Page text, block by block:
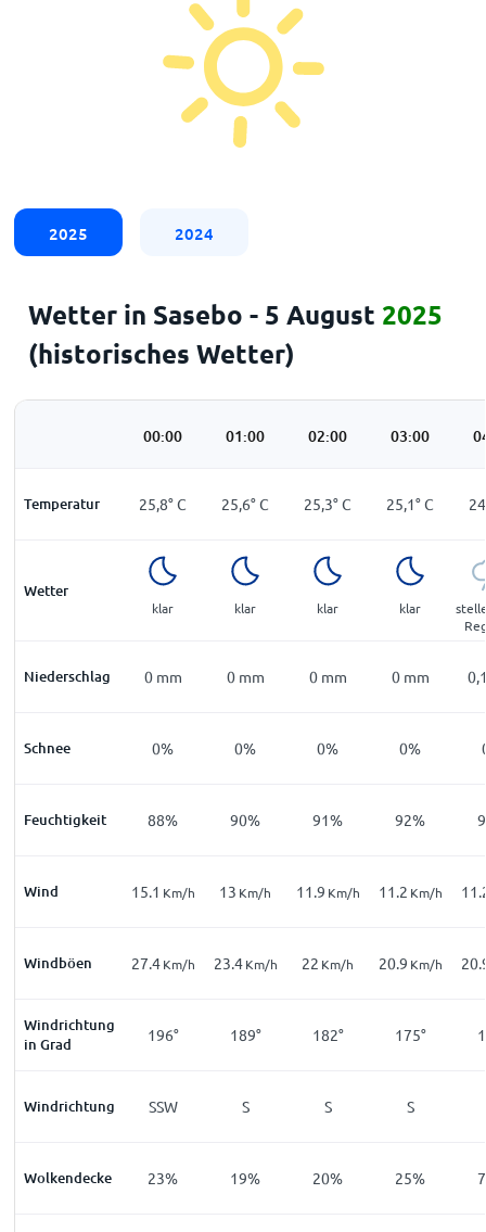
2025 2024
Wetter in Sasebo - 5 August 2025
(historisches Wetter)
00:00 01:00 02:00 03:00
Temperatur 25,8°C 25,6°C 25,3°C 25,1°C
Wetter
klar klar klar klar
Niederschlag 0 mm 0 mm 0 mm 0 mm
Schnee 0% 0% 0% 0%
Feuchtigkeit 88% 90% 91% 92%
Wind 15.1 Km/h 13 Km/h 11.9 Km/h 11.2 Km/h
Windböen 27.4Km/h 23.4Km/h 22 Km/h 20.9 Km/h
Windrichtung
in Grad
196° 189° 182° 175°
Windrichtung SSW S S S
Wolkendecke 23% 19% 20% 25%